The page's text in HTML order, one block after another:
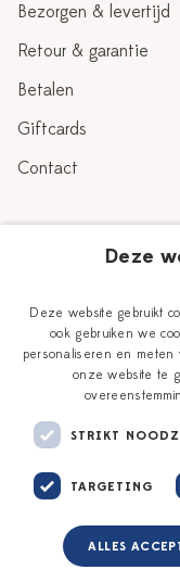
Bezorgen & levertijd
Retour & garantie
Betalen
Giftcards
Contact
Verhaal
Onze plateelschilders
Deze
Deze website gebruikt
ook gebruiken we
personaliseren en
onze website te
STRIKT
TARGETING
ALLES